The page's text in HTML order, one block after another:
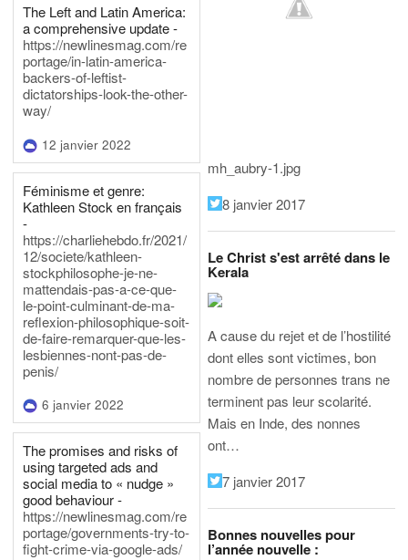
The Left and Latin America:
a comprehensive update -
https://newlinesmag.com/re
portage/in-latin-america-
backers-of-leftist-
dictatorships-look-the-other-
way/
12 janvier 2022
Féminisme et genre:
Kathleen Stock en français
-
https://charliehebdo.fr/2021/
12/societe/kathleen-
stockphilosophe-je-ne-
mattendais-pas-a-ce-que-
le-point-culminant-de-ma-
reflexion-philosophique-soit-
de-faire-remarquer-que-les-
lesbiennes-nont-pas-de-
penis/
6 janvier 2022
The promises and risks of
using targeted ads and
social media to « nudge »
good behaviour -
https://newlinesmag.com/re
portage/governments-try-to-
fight-crime-via-google-ads/
mh_aubry-1.jpg
8 janvier 2017
Le Christ s'est arrêté dans le
Kerala
A cause du rejet et de l’hostilité
dont elles sont victimes, bon
nombre de personnes trans ne
terminent pas leur scolarité.
Mais en Inde, des nonnes
ont…
7 janvier 2017
Bonnes nouvelles pour
l’année nouvelle :